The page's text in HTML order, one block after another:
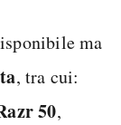
ma
, tra cui:
50,